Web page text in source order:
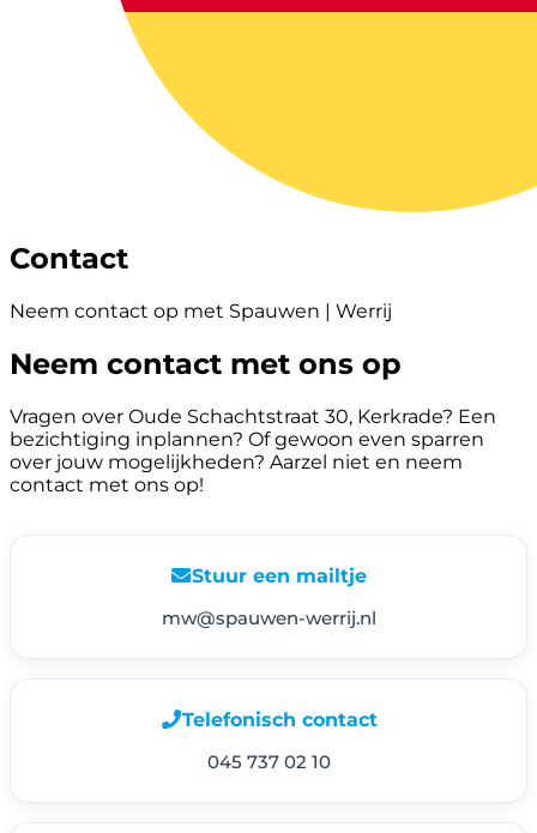
Contact
Neem contact op met Spauwen | Werrij
Neem contact met ons op
Vragen over Oude Schachtstraat 30, Kerkrade? Een
bezichtiging inplannen? Of gewoon even sparren
over jouw mogelijkheden? Aarzel niet en neem
contact met ons op!
Stuur een mailtje
mw@spauwen-werrij.nl
Telefonisch contact
045 737 02 10